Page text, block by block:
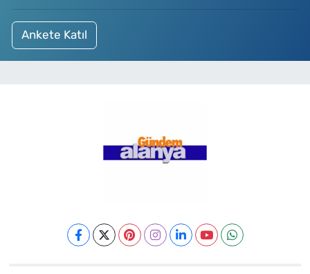
Ankete Katıl